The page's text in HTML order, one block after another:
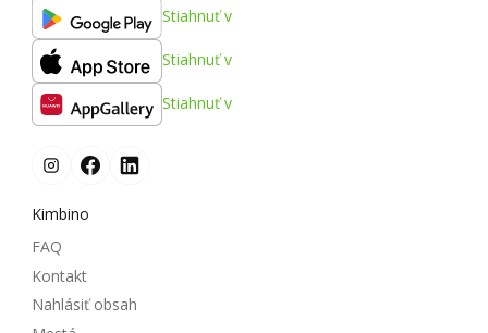
Stiahnuť v
Stiahnuť v
Stiahnuť v
Kimbino
FAQ
Kontakt
Nahlásiť obsah